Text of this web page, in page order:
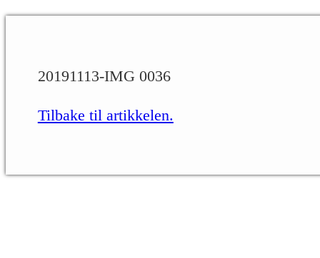
20191113-IMG 0036
Tilbake til artikkelen.